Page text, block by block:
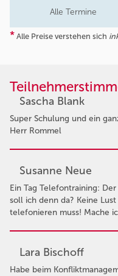
Alle Termine
* Alle Preise verstehen sich
Sascha Blank
Super Schulung und ein
Herr Rommel
Susanne Neue
Ein Tag Telefontraining:
soll ich denn da? Keine
telefonieren muss! Mache
Lara Bischoff
Habe beim